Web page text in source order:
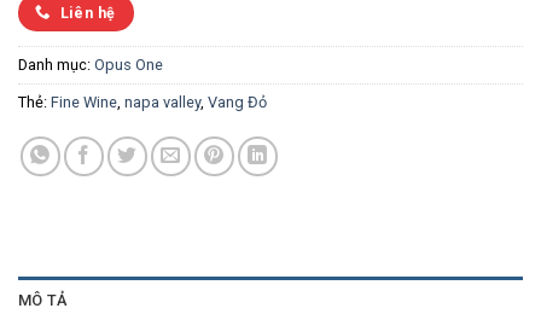
Liên hệ
Danh mục: Opus One
Thẻ: Fine Wine, napa valley, Vang Đỏ
MÔ TẢ